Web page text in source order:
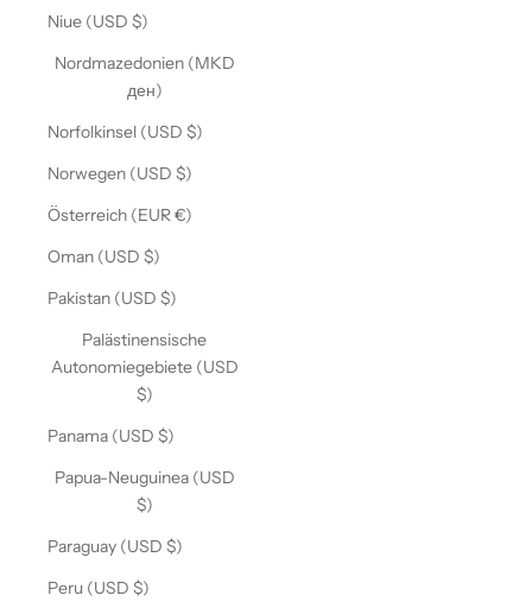
Niue (USD $)
Nordmazedonien (MKD
ден)
Norfolkinsel (USD $)
Norwegen (USD $)
Österreich (EUR €)
Oman (USD $)
Pakistan (USD $)
Palästinensische
Autonomiegebiete (USD
$)
Panama (USD $)
Papua-Neuguinea (USD
$)
Paraguay (USD $)
Peru (USD $)